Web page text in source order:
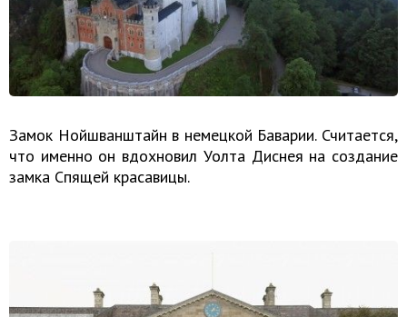
Замок Нойшванштайн в немецкой Баварии. Считается,
что именно он вдохновил Уолта Диснея на создание
замка Спящей красавицы.